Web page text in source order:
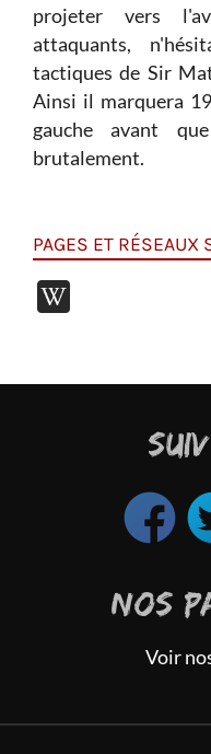
projeter vers
attaquants,
tactiques de Sir
Ainsi il marquera
gauche avant
brutalement.
PAGES ET RÉSEAUX
NOS
Voir